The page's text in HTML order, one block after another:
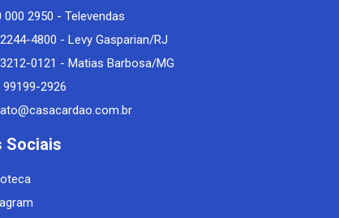
000 2950 - Televendas
4800 - Levy Gasparian/RJ
0121 - Matias Barbosa/MG
99199-2926
Sociais